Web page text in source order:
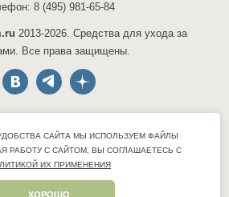
САЙТА МЫ ИСПОЛЬЗУЕМ ФАЙЛЫ
РАБОТУ С САЙТОМ, ВЫ СОГЛАШАЕТЕСЬ С
ИХ ПРИМЕНЕНИЯ
ХОРОШО
8 (495) 981-65-84
2013-2026. Средства для ухода за
Все права защищены.
Консультации
Оптовые продажи